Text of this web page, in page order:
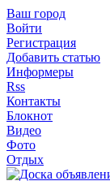
Ваш город
Войти
Регистрация
Добавить статью
Информеры
Rss
Контакты
Блокнот
Видео
Фото
Отдых